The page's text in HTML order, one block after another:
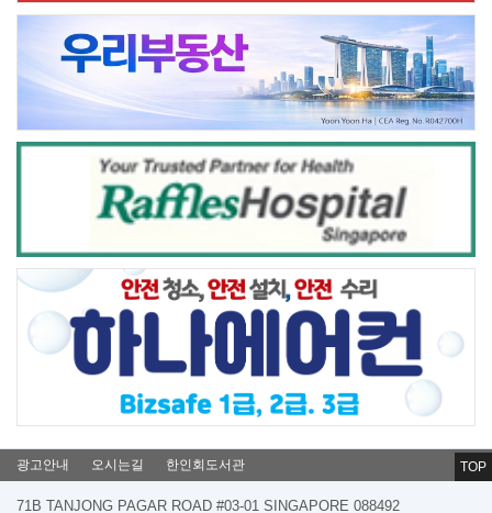
광고안내 오시는길 한인회도서관
71B TANJONG PAGAR ROAD #03-01 SINGAPORE 088492
TOP